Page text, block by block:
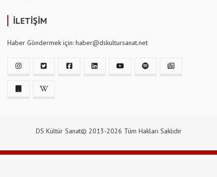
İLETİŞİM
Haber Göndermek için: haber@dskultursanat.net
DS Kültür Sanat© 2013-2026 Tüm Hakları Saklıdır